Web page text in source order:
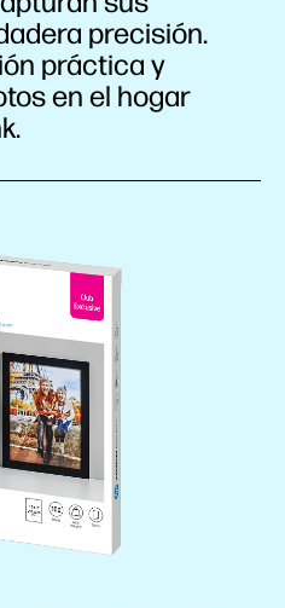
precisión.
práctica y
en el hogar